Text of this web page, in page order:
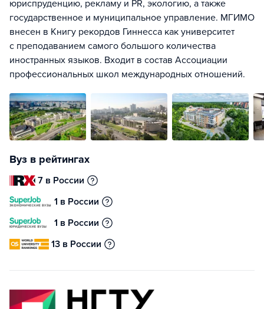
юриспруденцию, рекламу и PR, экологию, а также
государственное и муниципальное управление. МГИМО
внесен в Книгу рекордов Гиннесса как университет
с преподаванием самого большого количества
иностранных языков. Входит в состав Ассоциации
профессиональных школ международных отношений.
Вуз в рейтингах
7 в России
1 в России
1 в России
13 в России